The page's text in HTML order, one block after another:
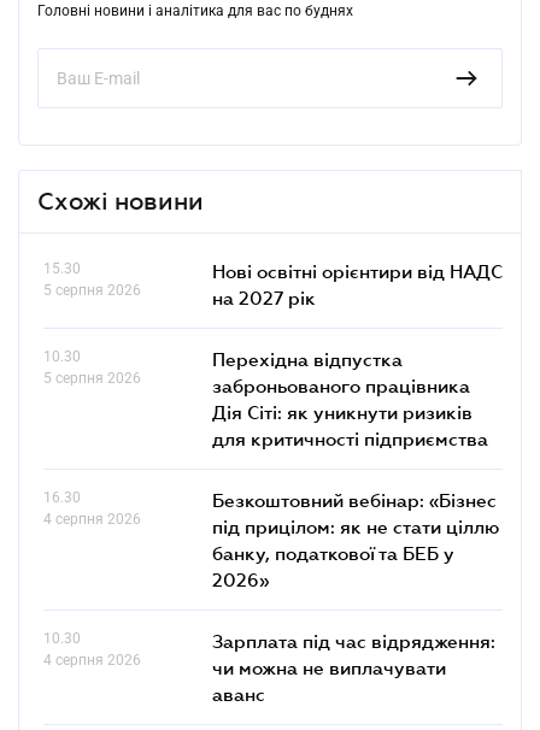
Головні новини і аналітика для вас по буднях
Схожі новини
15.30
5 серпня 2026
Нові освітні орієнтири від НАДС
на 2027 рік
10.30
5 серпня 2026
Перехідна відпустка
заброньованого працівника
Дія Сіті: як уникнути ризиків
для критичності підприємства
16.30
4 серпня 2026
Безкоштовний вебінар: «Бізнес
під прицілом: як не стати ціллю
банку, податкової та БЕБ у
2026»
10.30
4 серпня 2026
Зарплата під час відрядження:
чи можна не виплачувати
аванс